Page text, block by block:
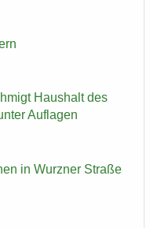
Haus­halt des
Auf­la­gen
in Wurz­ner Stra­ße